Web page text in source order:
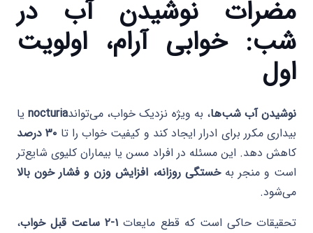
مضرات نوشیدن آب در
شب: خوابی آرام، اولویت
اول
نوشیدن آب شب‌ها، به ویژه نزدیک خواب، می‌تواندnocturiaیا
بیداری مکرر برای ادرار ایجاد کند و کیفیت خواب را تا ۳۰ درصد
کاهش دهد. این مسئله در افراد مسن یا بیماران کلیوی شایع‌تر
است و منجر بهخستگی روزانه، افزایش وزن و فشار خون بالا
می‌شود.
تحقیقات حاکی است که قطع مایعات ۱-۲ ساعت قبل خواب
،